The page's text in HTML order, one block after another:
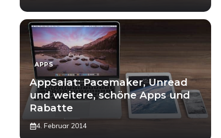
APPS
AppSalat: Pacemaker, Unread
und weitere, schöne Apps und
Rabatte
4. Februar 2014